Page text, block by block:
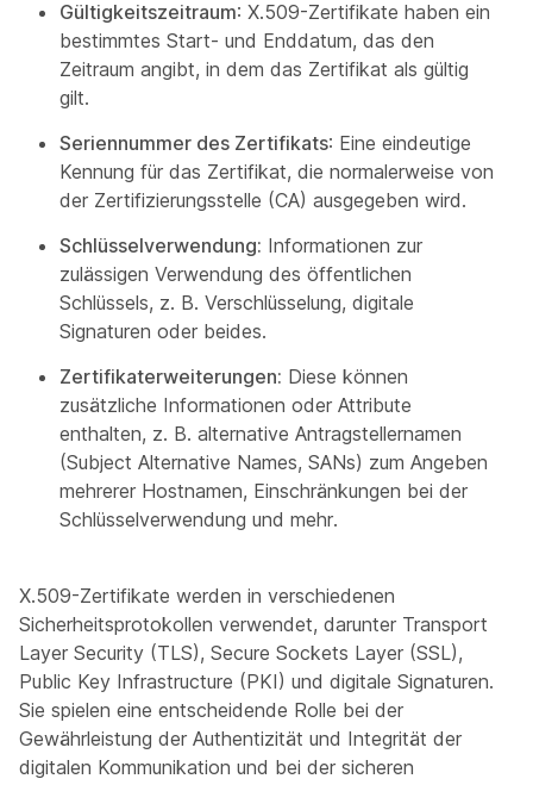
Gültigkeitszeitraum: X.509-Zertifikate haben ein
bestimmtes Start- und Enddatum, das den
Zeitraum angibt, in dem das Zertifikat als gültig
gilt.
Seriennummer des Zertifikats: Eine eindeutige
Kennung für das Zertifikat, die normalerweise von
der Zertifizierungsstelle (CA) ausgegeben wird.
Schlüsselverwendung: Informationen zur
zulässigen Verwendung des öffentlichen
Schlüssels, z. B. Verschlüsselung, digitale
Signaturen oder beides.
Zertifikaterweiterungen: Diese können
zusätzliche Informationen oder Attribute
enthalten, z. B. alternative Antragstellernamen
(Subject Alternative Names, SANs) zum Angeben
mehrerer Hostnamen, Einschränkungen bei der
Schlüsselverwendung und mehr.
X.509-Zertifikate werden in verschiedenen
Sicherheitsprotokollen verwendet, darunter Transport
Layer Security (TLS), Secure Sockets Layer (SSL),
Public Key Infrastructure (PKI) und digitale Signaturen.
Sie spielen eine entscheidende Rolle bei der
Gewährleistung der Authentizität und Integrität der
digitalen Kommunikation und bei der sicheren